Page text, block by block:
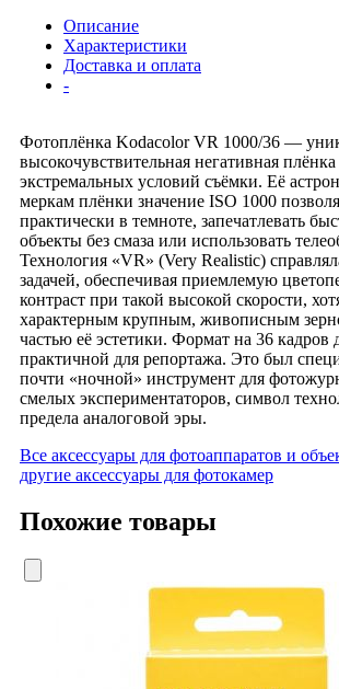
Описание
Характеристики
Доставка и оплата
-
Фотоплёнка Kodacolor VR 1000/36 —
высокочувствительная негативная плёнка
экстремальных условий съёмки. Её
меркам плёнки значение ISO 1000
практически в темноте, запечатлевать
объекты без смаза или использовать
Технология «VR» (Very Realistic)
задачей, обеспечивая приемлемую
контраст при такой высокой скорости,
характерным крупным, живописным
частью её эстетики. Формат на 36 кадров
практичной для репортажа. Это был
почти «ночной» инструмент для
смелых экспериментаторов, символ
предела аналоговой эры.
Все аксессуары для фотоаппаратов и
другие аксессуары для фотокамер
Похожие товары